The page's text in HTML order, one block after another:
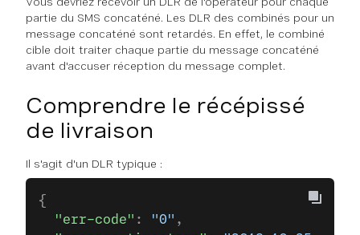
partie du SMS concaténé. Les DLR des combinés pour un
message concaténé sont retardés. En effet, le combiné
cible doit traiter chaque partie du message concaténé
avant d'accuser réception du message complet.
Comprendre le récépissé
de livraison
Il s'agit d'un DLR typique :
{
  "err-code"
: "0" ,